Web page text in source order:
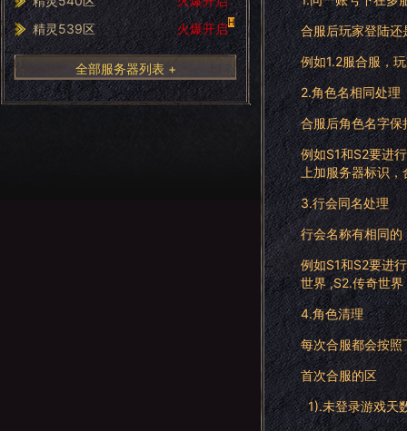
精灵539区 火爆开启H
全部服务器列表 +
合服后玩家登陆
例如1.2服合服，
2.角色名相同处理
合服后角色名字
例如S1和S2要进
上加服务器标识，
3.行会同名处理
行会名称有相同
例如S1和S2要进
世界 ,S2.传奇世界
4.角色清理
每次合服都会按
首次合服的区
1).未登录游戏天